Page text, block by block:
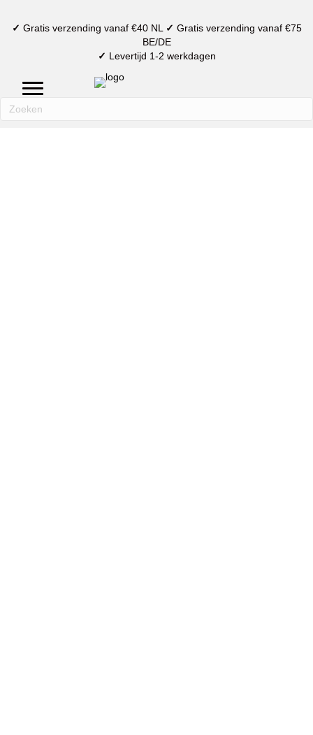
✓ Gratis verzending vanaf €40 NL ✓ Gratis verzending vanaf €75
BE/DE
✓ Levertijd 1-2 werkdagen